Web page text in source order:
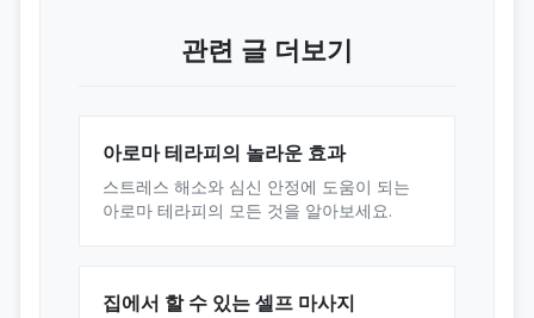
관련 글 더보기
아로마 테라피의 놀라운 효과
스트레스 해소와 심신 안정에 도움이 되는
아로마 테라피의 모든 것을 알아보세요.
집에서 할 수 있는 셀프 마사지